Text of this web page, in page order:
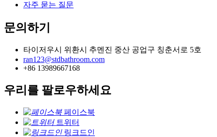
자주 묻는 질문
문의하기
타이저우시 위환시 추멘진 중산 공업구 칭춘서로 5호
ran123@stdbathroom.com
+86 13989667168
우리를 팔로우하세요
페이스북
트위터
링크드인